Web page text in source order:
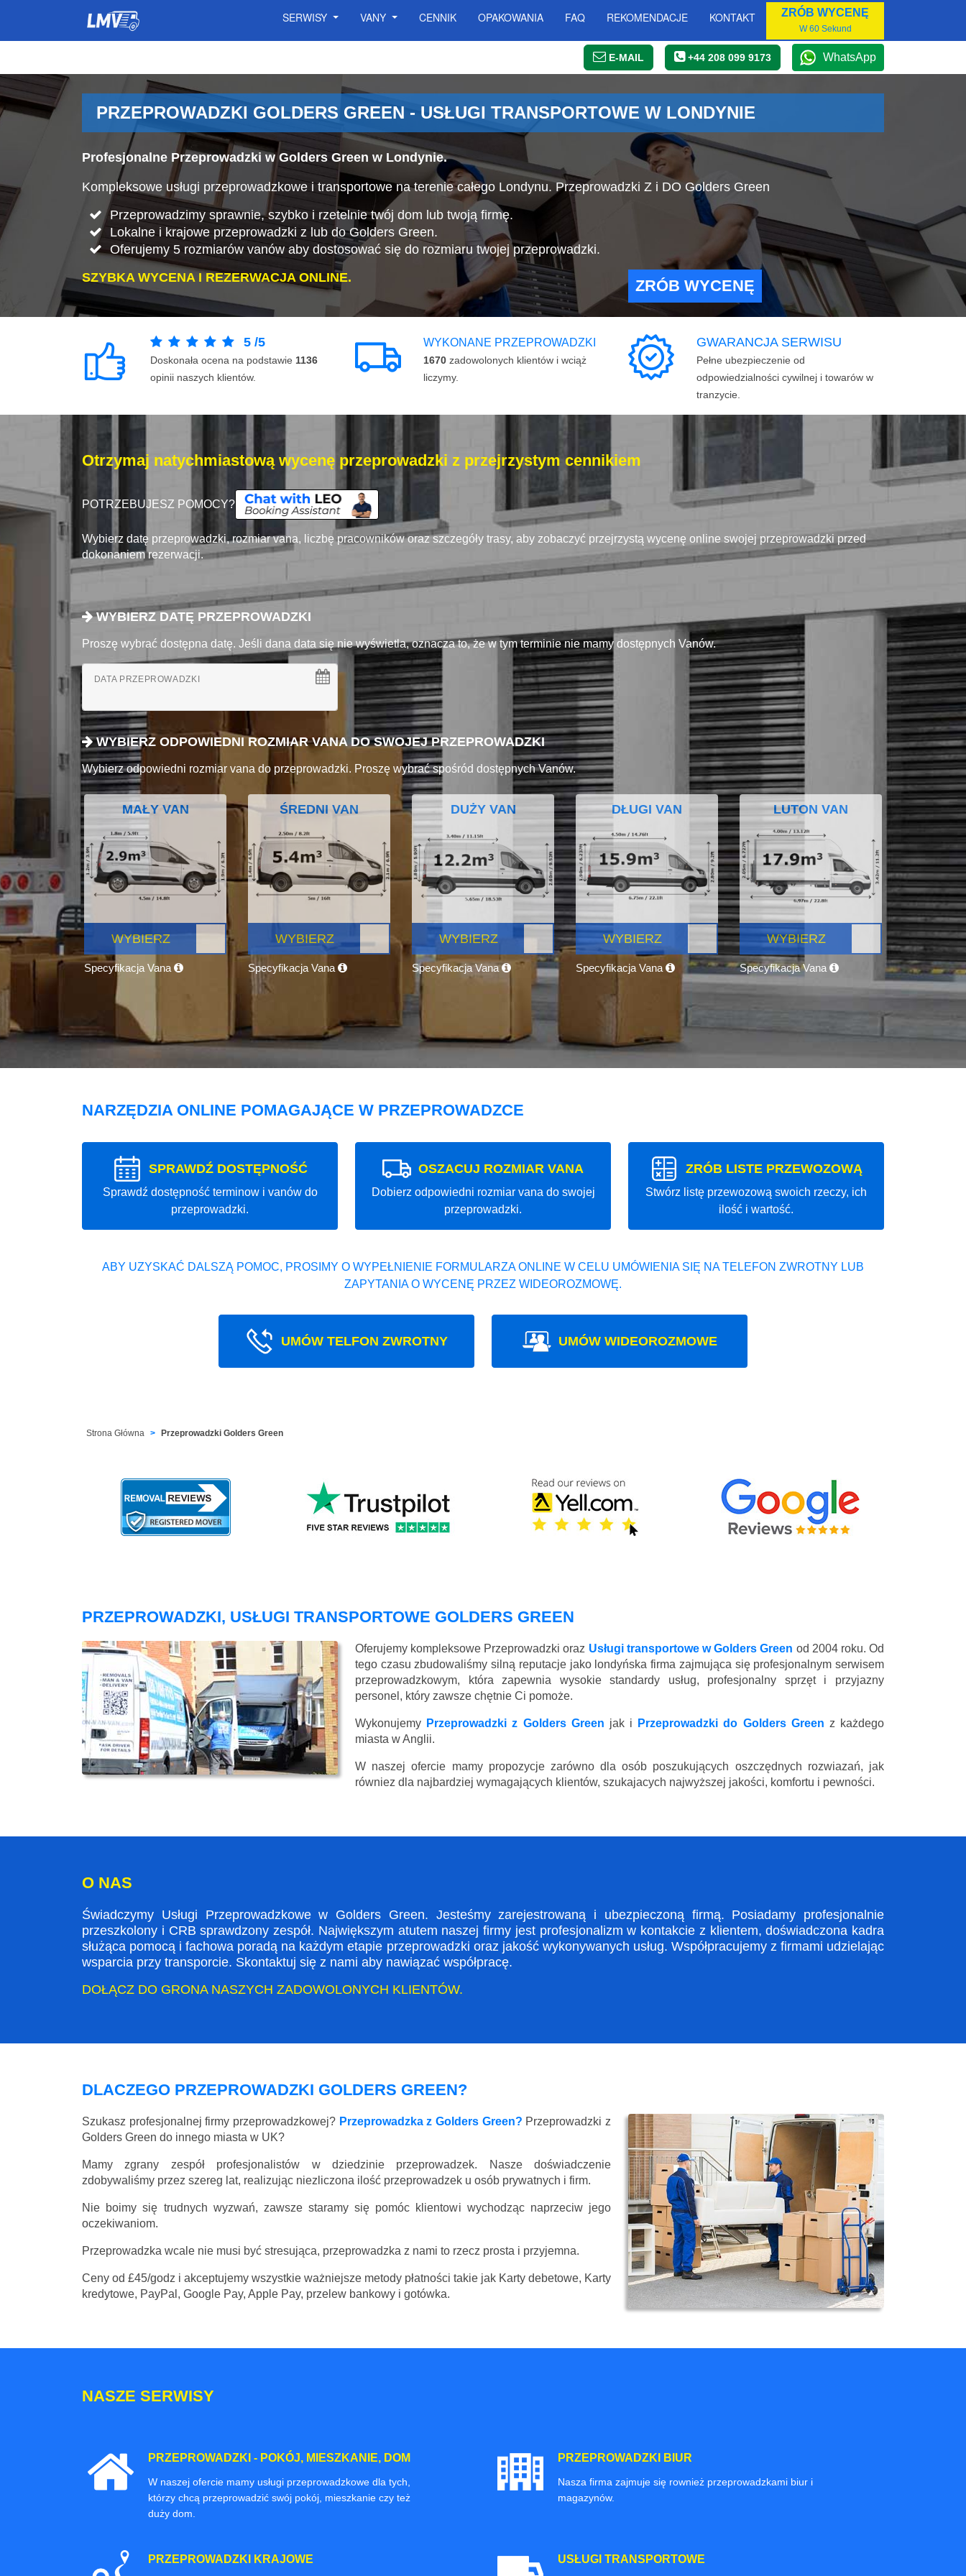
SERWISY VANY CENNIK OPAKOWANIA FAQ REKOMENDACJE KONTAKT ZRÓB WYCENĘ
W 60 Sekund
E-MAIL +44 208 099 9173 WhatsApp
PRZEPROWADZKI GOLDERS GREEN - USŁUGI TRANSPORTOWE W LONDYNIE
Profesjonalne Przeprowadzki w Golders Green w Londynie.
Kompleksowe usługi przeprowadzkowe i transportowe na terenie całego Londynu. Przeprowadzki Z i DO Golders Green
Przeprowadzimy sprawnie, szybko i rzetelnie twój dom lub twoją firmę.
Lokalne i krajowe przeprowadzki z lub do Golders Green.
Oferujemy 5 rozmiarów vanów aby dostosować się do rozmiaru twojej przeprowadzki.
SZYBKA WYCENA I REZERWACJA ONLINE.
ZRÓB WYCENĘ
5 /5
Doskonała ocena na podstawie 1136
opinii naszych klientów.
WYKONANE PRZEPROWADZKI
1670 zadowolonych klientów i wciąż
liczymy.
GWARANCJA SERWISU
Pełne ubezpieczenie od
odpowiedzialności cywilnej i towarów w
tranzycie.
Otrzymaj natychmiastową wycenę przeprowadzki z przejrzystym cennikiem
POTRZEBUJESZ POMOCY?
Wybierz datę przeprowadzki, rozmiar vana, liczbę pracowników oraz szczegóły trasy, aby zobaczyć przejrzystą wycenę online swojej przeprowadzki przed
dokonaniem rezerwacji.
WYBIERZ DATĘ PRZEPROWADZKI
Proszę wybrać dostępna datę. Jeśli dana data się nie wyświetla, oznacza to, że w tym terminie nie mamy dostępnych Vanów.
DATA PRZEPROWADZKI
WYBIERZ ODPOWIEDNI ROZMIAR VANA DO SWOJEJ PRZEPROWADZKI
Wybierz odpowiedni rozmiar vana do przeprowadzki. Proszę wybrać spośród dostępnych Vanów.
MAŁY VAN
WYBIERZ
Specyfikacja Vana
ŚREDNI VAN
WYBIERZ
Specyfikacja Vana
DUŻY VAN
WYBIERZ
Specyfikacja Vana
DŁUGI VAN
WYBIERZ
Specyfikacja Vana
LUTON VAN
WYBIERZ
Specyfikacja Vana
NARZĘDZIA ONLINE POMAGAJĄCE W PRZEPROWADZCE
SPRAWDŹ DOSTĘPNOŚĆ
Sprawdź dostępność terminow i vanów do
przeprowadzki.
OSZACUJ ROZMIAR VANA
Dobierz odpowiedni rozmiar vana do swojej
przeprowadzki.
ZRÓB LISTE PRZEWOZOWĄ
Stwórz listę przewozową swoich rzeczy, ich
ilość i wartość.
ABY UZYSKAĆ DALSZĄ POMOC, PROSIMY O WYPEŁNIENIE FORMULARZA ONLINE W CELU UMÓWIENIA SIĘ NA TELEFON ZWROTNY LUB
ZAPYTANIA O WYCENĘ PRZEZ WIDEOROZMOWĘ.
UMÓW TELFON ZWROTNY UMÓW WIDEOROZMOWE
Strona Główna Przeprowadzki Golders Green
PRZEPROWADZKI, USŁUGI TRANSPORTOWE GOLDERS GREEN
Oferujemy kompleksowe Przeprowadzki oraz Usługi transportowe w Golders Green od 2004 roku. Od
tego czasu zbudowaliśmy silną reputacje jako londyńska firma zajmująca się profesjonalnym serwisem
przeprowadzkowym, która zapewnia wysokie standardy usług, profesjonalny sprzęt i przyjazny
personel, który zawsze chętnie Ci pomoże.
Wykonujemy Przeprowadzki z Golders Green jak i Przeprowadzki do Golders Green z każdego
miasta w Anglii.
W naszej ofercie mamy propozycje zarówno dla osób poszukujących oszczędnych rozwiazań, jak
równiez dla najbardziej wymagających klientów, szukajacych najwyższej jakości, komfortu i pewności.
O NAS
Świadczymy Usługi Przeprowadzkowe w Golders Green. Jesteśmy zarejestrowaną i ubezpieczoną firmą. Posiadamy profesjonalnie
przeszkolony i CRB sprawdzony zespół. Największym atutem naszej firmy jest profesjonalizm w kontakcie z klientem, doświadczona kadra
służąca pomocą i fachowa poradą na każdym etapie przeprowadzki oraz jakość wykonywanych usług. Współpracujemy z firmami udzielając
wsparcia przy transporcie. Skontaktuj się z nami aby nawiązać współpracę.
DOŁĄCZ DO GRONA NASZYCH ZADOWOLONYCH KLIENTÓW.
DLACZEGO PRZEPROWADZKI GOLDERS GREEN?
Szukasz profesjonalnej firmy przeprowadzkowej? Przeprowadzka z Golders Green? Przeprowadzki z
Golders Green do innego miasta w UK?
Mamy zgrany zespół profesjonalistów w dziedzinie przeprowadzek. Nasze doświadczenie
zdobywaliśmy przez szereg lat, realizując niezliczona ilość przeprowadzek u osób prywatnych i firm.
Nie boimy się trudnych wyzwań, zawsze staramy się pomóc klientowi wychodząc naprzeciw jego
oczekiwaniom.
Przeprowadzka wcale nie musi być stresująca, przeprowadzka z nami to rzecz prosta i przyjemna.
Ceny od £45/godz i akceptujemy wszystkie ważniejsze metody płatności takie jak Karty debetowe, Karty
kredytowe, PayPal, Google Pay, Apple Pay, przelew bankowy i gotówka.
NASZE SERWISY
PRZEPROWADZKI - POKÓJ, MIESZKANIE, DOM
W naszej ofercie mamy usługi przeprowadzkowe dla tych,
którzy chcą przeprowadzić swój pokój, mieszkanie czy też
duży dom.
PRZEPROWADZKI BIUR
Nasza firma zajmuje się rownież przeprowadzkami biur i
magazynów.
PRZEPROWADZKI KRAJOWE USŁUGI TRANSPORTOWE